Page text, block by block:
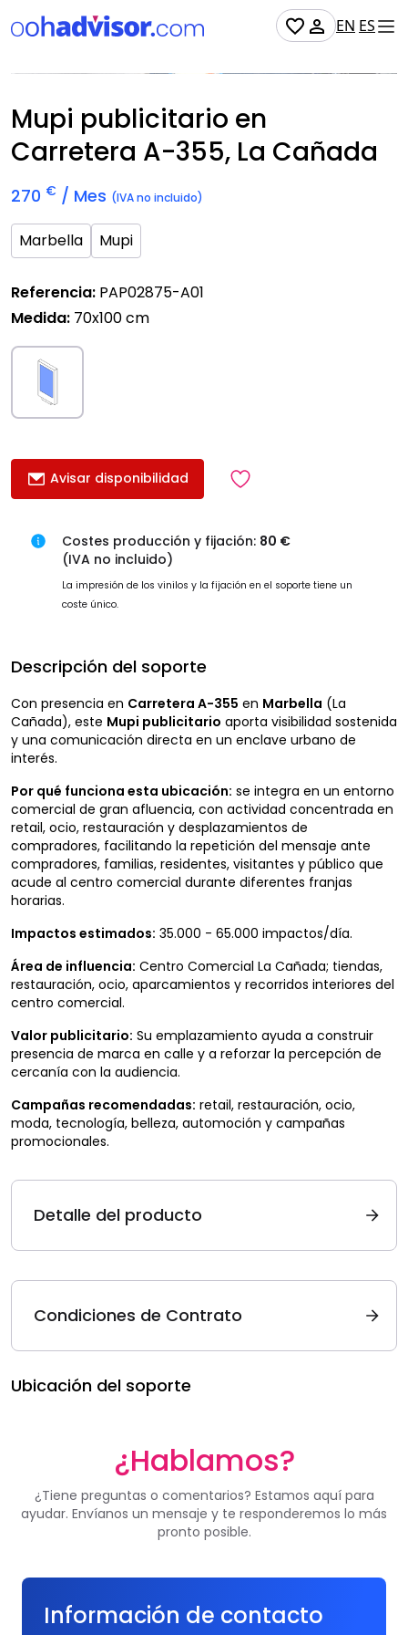
EN ES
No Disponible
Mupi publicitario en
Carretera A-355, La Cañada
270 € / Mes (IVA no incluido)
Marbella Mupi
Referencia: PAP02875-A01
Medida: 70x100 cm
Avisar disponibilidad
Costes producción y fijación: 80 €
(IVA no incluido)
La impresión de los vinilos y la fijación en el soporte tiene un
coste único.
Descripción del soporte
Con presencia en Carretera A-355 en Marbella (La
Cañada), este Mupi publicitario aporta visibilidad sostenida
y una comunicación directa en un enclave urbano de
interés.
Por qué funciona esta ubicación: se integra en un entorno
comercial de gran afluencia, con actividad concentrada en
retail, ocio, restauración y desplazamientos de
compradores, facilitando la repetición del mensaje ante
compradores, familias, residentes, visitantes y público que
acude al centro comercial durante diferentes franjas
horarias.
Impactos estimados: 35.000 - 65.000 impactos/día.
Área de influencia: Centro Comercial La Cañada; tiendas,
restauración, ocio, aparcamientos y recorridos interiores del
centro comercial.
Valor publicitario: Su emplazamiento ayuda a construir
presencia de marca en calle y a reforzar la percepción de
cercanía con la audiencia.
Campañas recomendadas: retail, restauración, ocio,
moda, tecnología, belleza, automoción y campañas
promocionales.
Detalle del producto
Condiciones de Contrato
Ubicación del soporte
¿Hablamos?
¿Tiene preguntas o comentarios? Estamos aquí para
ayudar. Envíanos un mensaje y te responderemos lo más
pronto posible.
Información de contacto